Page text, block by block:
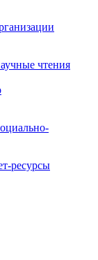
чтения
ресурсы